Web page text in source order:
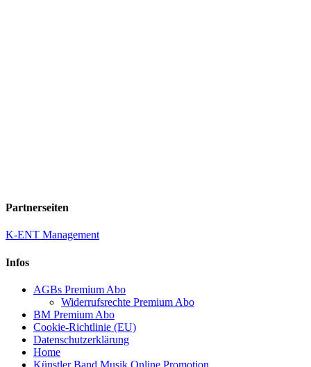
Partnerseiten
K-ENT Management
Infos
AGBs Premium Abo
Widerrufsrechte Premium Abo
BM Premium Abo
Cookie-Richtlinie (EU)
Datenschutzerklärung
Home
Künstler Band Musik Online Promotion